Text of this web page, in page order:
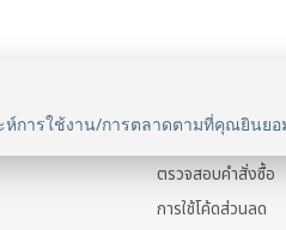
ห์การใช้งาน/การตลาดตามที่คุณยินย
แจ้งการชำระเงิน
ตรวจสอบคำสั่งซื้อ
การใช้โค้ดส่วนลด